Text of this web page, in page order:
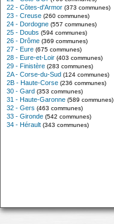
22 - Côtes-d'Armor (373 communes)
23 - Creuse (260 communes)
24 - Dordogne (557 communes)
25 - Doubs (594 communes)
26 - Drôme (369 communes)
27 - Eure (675 communes)
28 - Eure-et-Loir (403 communes)
29 - Finistère (283 communes)
2A - Corse-du-Sud (124 communes)
2B - Haute-Corse (236 communes)
30 - Gard (353 communes)
31 - Haute-Garonne (589 communes)
32 - Gers (463 communes)
33 - Gironde (542 communes)
34 - Hérault (343 communes)